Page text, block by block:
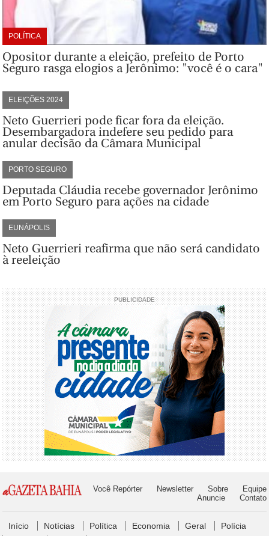
POLÍTICA
Opositor durante a eleição, prefeito de Porto
Seguro rasga elogios a Jerônimo: "você é o cara"
ELEIÇÕES 2024
Neto Guerrieri pode ficar fora da eleição.
Desembargadora indefere seu pedido para
anular decisão da Câmara Municipal
PORTO SEGURO
Deputada Cláudia recebe governador Jerônimo
em Porto Seguro para ações na cidade
EUNÁPOLIS
Neto Guerrieri reafirma que não será candidato
à reeleição
PUBLICIDADE
Você Repórter Newsletter Sobre
Equipe
Anuncie
Contato
Início Notícias Política Economia Geral
Polícia